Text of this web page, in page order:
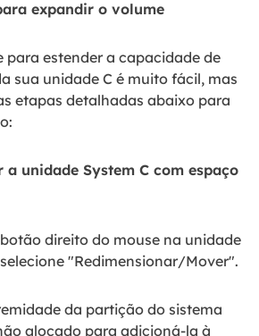
expandir o volume
para estender a capacidade de
sua unidade C é muito fácil, mas
etapas detalhadas abaixo para
a unidade System C com espaço
direito do mouse na unidade
"Redimensionar/Mover".
da partição do sistema
alocado para adicioná-la à